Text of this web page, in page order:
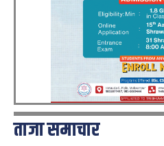
ताजा समाचार